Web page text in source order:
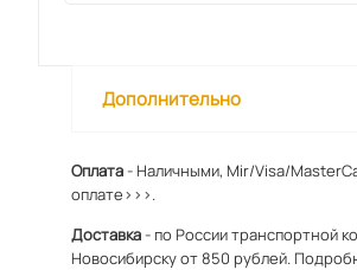
Дополнительно
Оплата- Наличными, Mir/Visa/
оплате>>>.
Доставка- по России транспортной
Новосибирску от 850 рублей.